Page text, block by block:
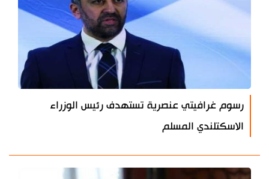
رسوم غرافيتي عنصرية تستهدف رئيس الوزراء
الاسكتلندي المسلم